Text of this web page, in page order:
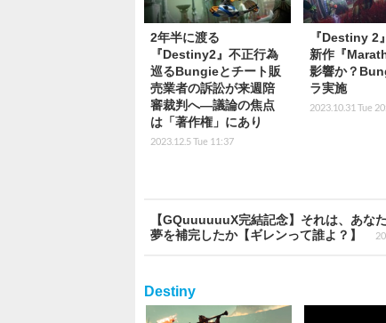
2年半に渡る
『Destiny2』不正行為
巡るBungieとチート販
売業者の訴訟が来週陪
審裁判へ―議論の焦点
は「著作権」にあり
2023.12.5 Tue 11:37
『Destiny 2
新作『
影響か？
ラ実施
2023.10.31 Tue
【GQuuuuuuX完結記念】それは、あな
夢を補完したか【ギレンって誰よ？】
Destiny